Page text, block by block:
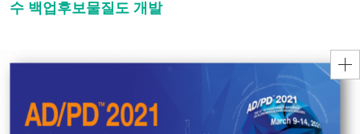
수 백업후보물질도 개발